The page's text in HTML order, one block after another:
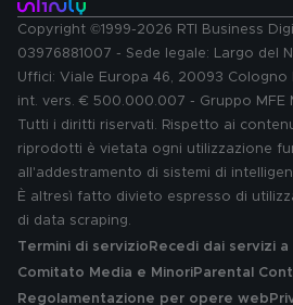
Copyright ©1999-2026 RTI Business
03976881007 - Sede legale: Largo del
Uffici: Viale Europa 46, 20093 Cologno
int. vers. € 500.000.007 - Gruppo MFE
Tutti i diritti riservati. Rispetto ai
riprodotti è vietata ogni utilizzazione
all'addestramento di sistemi di
È altresì fatto divieto espresso di
di data scraping.
Termini di servizio Recedi dai servizi
Comitato Media e MinoriParental
Regolamentazione per opere web